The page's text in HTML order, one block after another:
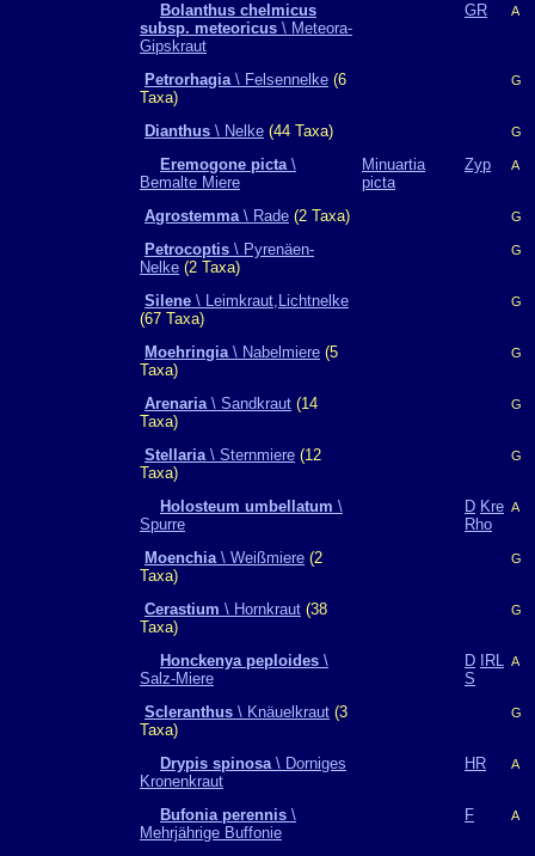
Bolanthus chelmicus
subsp. meteoricus \ Meteora-
Gipskraut
GR A
Petrorhagia\ Felsennelke (6
Taxa)
G
Dianthus \ Nelke (44 Taxa) G
Eremogone picta\
Bemalte Miere
Minuartia
picta
Zyp A
Agrostemma\ Rade (2 Taxa) G
Petrocoptis \ Pyrenäen-
Nelke (2 Taxa)
G
Silene \ Leimkraut,Lichtnelke
(67 Taxa)
G
Moehringia\ Nabelmiere (5
Taxa)
G
Arenaria\ Sandkraut (14
Taxa)
G
Stellaria\ Sternmiere (12
Taxa)
G
Holosteum umbellatum \
Spurre
D Kre
Rho
A
Moenchia\ Weißmiere (2
Taxa)
G
Cerastium \ Hornkraut (38
Taxa)
G
Honckenya peploides \
Salz-Miere
D
IRL
S
A
Scleranthus \ Knäuelkraut (3
Taxa)
G
Drypis spinosa\ Dorniges
Kronenkraut
HR A
Bufonia perennis \
Mehrjährige Buffonie
F A